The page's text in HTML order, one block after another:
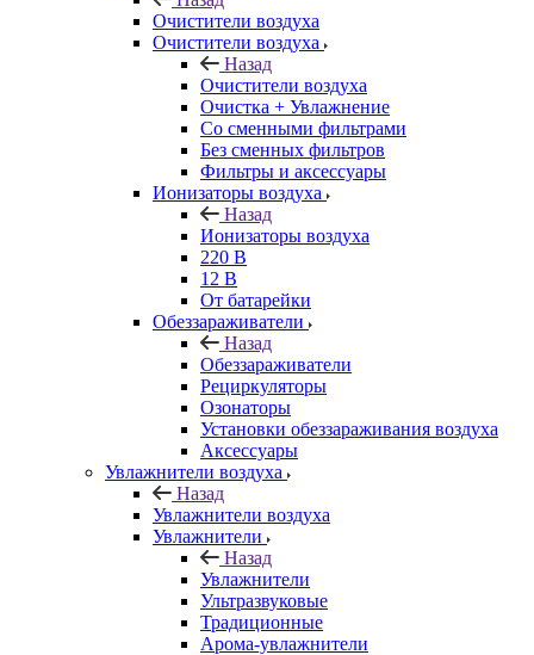
Очистители воздуха
Очистители воздуха
Назад
Очистители воздуха
Очистка + Увлажнение
Cо сменными фильтрами
Без сменных фильтров
Фильтры и аксессуары
Ионизаторы воздуха
Назад
Ионизаторы воздуха
220 В
12 В
От батарейки
Обеззараживатели
Назад
Обеззараживатели
Рециркуляторы
Озонаторы
Установки обеззараживания воздуха
Аксессуары
Увлажнители воздуха
Назад
Увлажнители воздуха
Увлажнители
Назад
Увлажнители
Ультразвуковые
Традиционные
Арома-увлажнители